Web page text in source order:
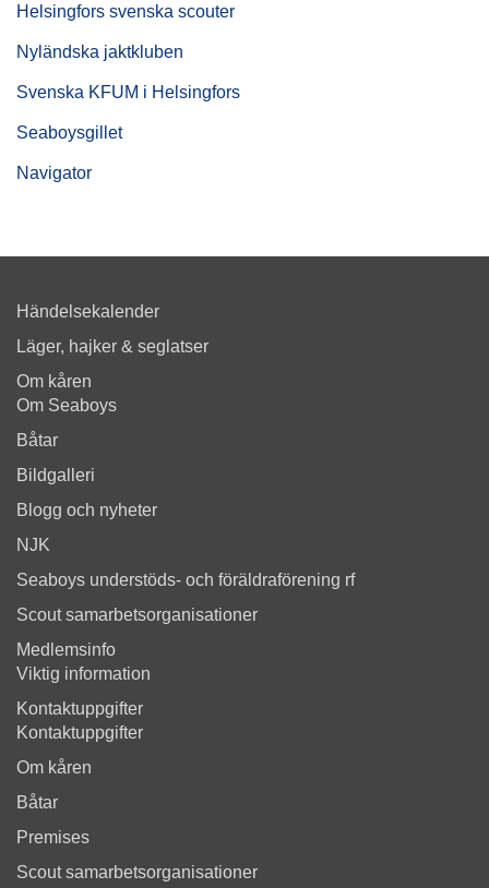
Helsingfors svenska scouter
Nyländska jaktkluben
Svenska KFUM i Helsingfors
Seaboysgillet
Navigator
Händelsekalender
Läger, hajker & seglatser
Om kåren
Om Seaboys
Båtar
Bildgalleri
Blogg och nyheter
NJK
Seaboys understöds- och föräldraförening rf
Scout samarbetsorganisationer
Medlemsinfo
Viktig information
Kontaktuppgifter
Kontaktuppgifter
Om kåren
Båtar
Premises
Scout samarbetsorganisationer